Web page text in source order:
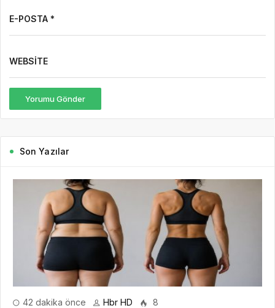
E-POSTA *
WEBSITE
Yorumu Gönder
Son Yazılar
42 dakika önce Hbr HD 8